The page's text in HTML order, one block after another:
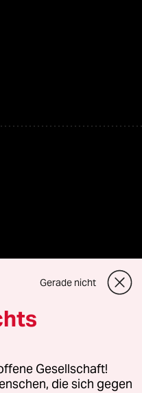
GmbH
oder für Genehmigungen
Gerade nicht
Gesellschaft!
die sich gegen